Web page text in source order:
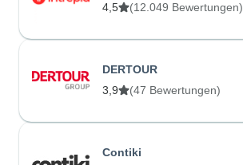
4,5
(12.049 Bewertungen)
DERTOUR
3,9
(47 Bewertungen)
Contiki